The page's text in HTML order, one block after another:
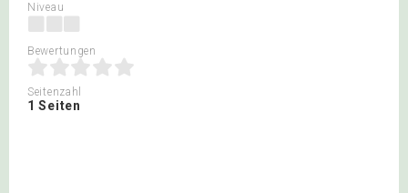
Niveau
Bewertungen
Seitenzahl
1 Seiten